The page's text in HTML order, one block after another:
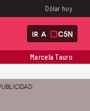
Dólar hoy
IR A
Marcela Tauro